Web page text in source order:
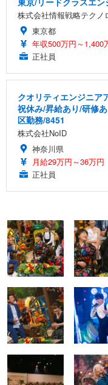
株式会社情報戦略テクノ
東京都
年収500万円～1,400
正社員
クオリティエンジニア
祝休み/昇給あり/研修
区勤務/8451
株式会社NoID
神奈川県
月給29万円～36万円
正社員